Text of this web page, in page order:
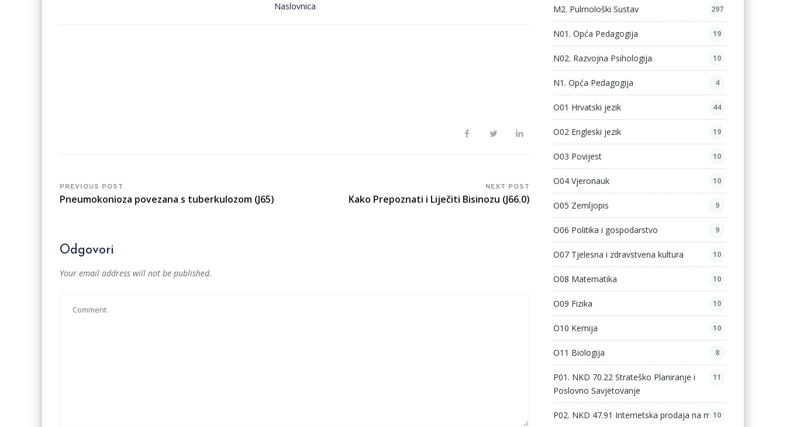
Naslovnica
PREVIOUS POST
Pneumokonioza povezana s tuberkulozom (J65)
NEXT POST
Kako Prepoznati i Liječiti Bisinozu (J66.0)
Odgovori
Your email address will not be published.
M2. Pulmološki Sustav 297
N01. Opća Pedagogija 19
N02. Razvojna Psihologija 10
N1. Opća Pedagogija 4
O01 Hrvatski jezik 44
O02 Engleski jezik 19
O03 Povijest 10
O04 Vjeronauk 10
O05 Zemljopis 9
O06 Politika i gospodarstvo 9
O07 Tjelesna i zdravstvena kultura 10
O08 Matematika 10
O09 Fizika 10
O10 Kemija 10
O11 Biologija 8
P01. NKD 70.22 Strateško Planiranje i
Poslovno Savjetovanje
11
P02. NKD 47.91 Internetska prodaja na malo
10